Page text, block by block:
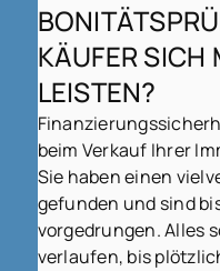
KÄUFER SICH
LEISTEN?
beim Verkauf Ihrer
Sie haben einen
gefunden und sind
vorgedrungen. Alles
verlaufen, bis